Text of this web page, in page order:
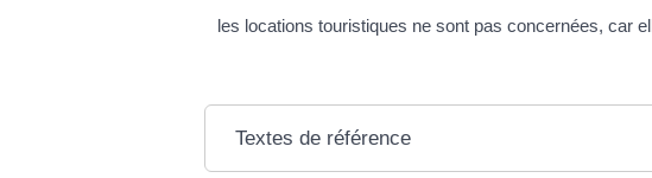
les locations touristiques ne sont pas concernées, car
Textes de référence